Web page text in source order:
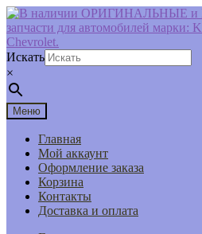
Перейти
к
навигации
Перейти
к
содержимому
Искать
×
Меню
Главная
Мой аккаунт
Оформление заказа
Корзина
Контакты
Доставка и оплата